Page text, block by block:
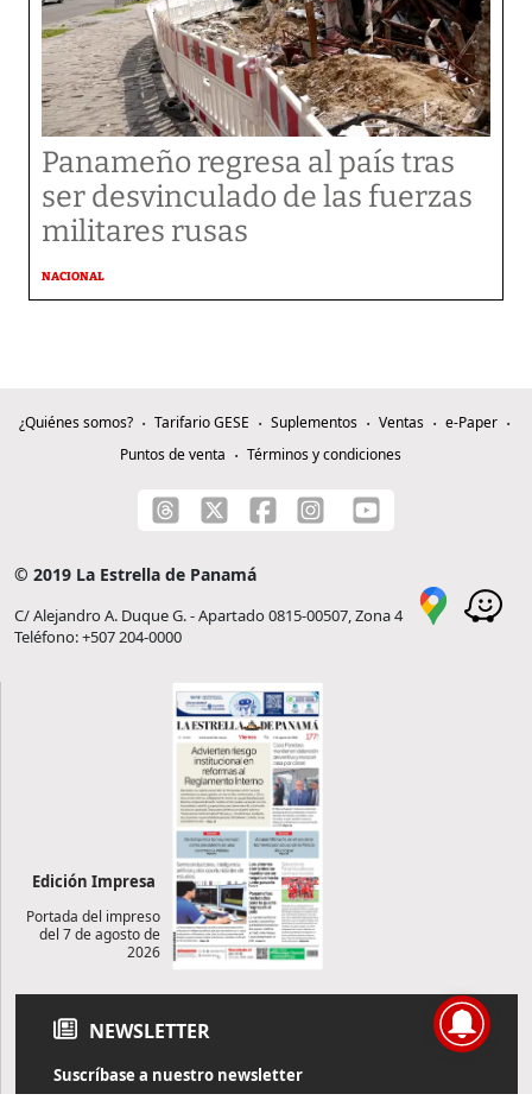
Panameño regresa al país tras
ser desvinculado de las fuerzas
militares rusas
NACIONAL
¿Quiénes somos? Tarifario GESE Suplementos Ventas
e-Paper
Puntos de venta
Términos y condiciones
© 2019 La Estrella de Panamá
C/ Alejandro A. Duque G. - Apartado 0815-00507, Zona 4
Teléfono: +507 204-0000
Edición Impresa
Portada del impreso
del 7 de agosto de
2026
NEWSLETTER
Suscríbase a nuestro newsletter
Reciba diariamente información de actualidad directamente en